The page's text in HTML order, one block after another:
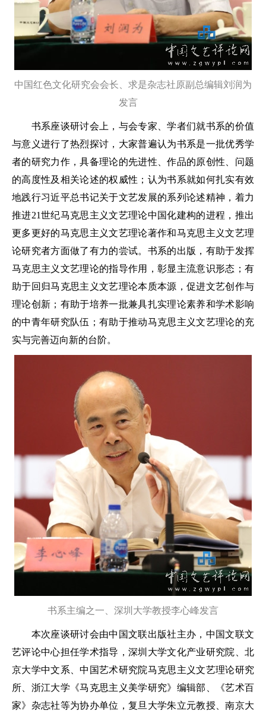
中国红色文化研究会会长、求是杂志社原副总编辑刘润为
发言
书系座谈研讨会上，与会专家、学者们就书系的价值
与意义进行了热烈探讨，大家普遍认为书系是一批优秀学
者的研究力作，具备理论的先进性、作品的原创性、问题
的高度性及相关论述的权威性；认为书系就如何扎实有效
地践行习近平总书记关于文艺发展的系列论述精神，着力
推进21世纪马克思主义文艺理论中国化建构的进程，推出
更多更好的马克思主义文艺理论著作和马克思主义文艺理
论研究者方面做了有力的尝试。书系的出版，有助于发挥
马克思主义文艺理论的指导作用，彰显主流意识形态；有
助于回归马克思主义文艺理论本质本源，促进文艺创作与
理论创新；有助于培养一批兼具扎实理论素养和学术影响
的中青年研究队伍；有助于推动马克思主义文艺理论的充
实与完善迈向新的台阶。
书系主编之一、深圳大学教授李心峰发言
本次座谈研讨会由中国文联出版社主办，中国文联文
艺评论中心担任学术指导，深圳大学文化产业研究院、北
京大学中文系、中国艺术研究院马克思主义文艺理论研究
所、浙江大学《马克思主义美学研究》编辑部、《艺术百
家》杂志社等为协办单位，复旦大学朱立元教授、南京大